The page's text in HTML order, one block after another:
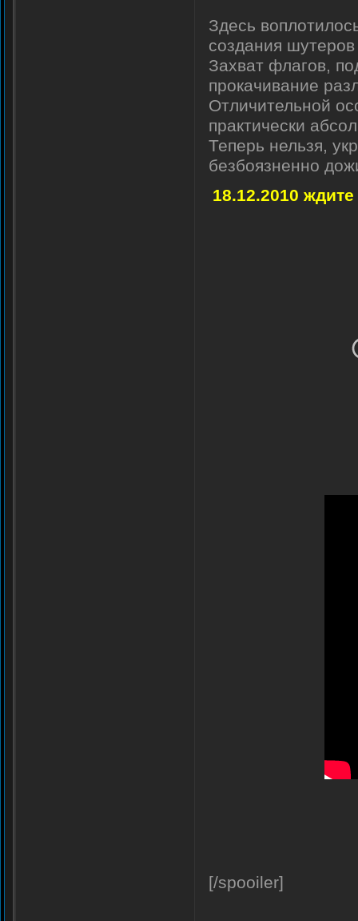
Здесь
создания
Захват флагов,
прокачивание
Отличительной
практически
Теперь нельзя,
безбоязненно
18.12.2010
[/spooiler]